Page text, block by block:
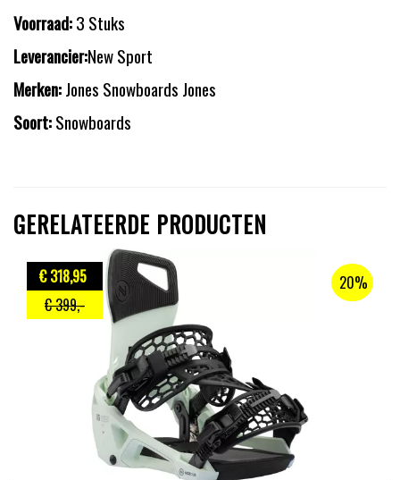
Voorraad:3 Stuks
Leverancier:New Sport
Merken:Jones Snowboards Jones
Soort:Snowboards
GERELATEERDE PRODUCTEN
€ 318,95
€ 399,-
20%